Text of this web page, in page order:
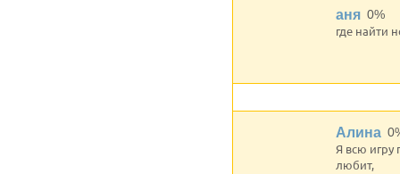
аня 0%
где найти
Алина
Я всю игру
любит,